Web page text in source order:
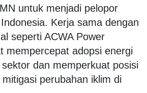
untuk menjadi pelopor
Kerja sama dengan
seperti ACWA Power
mempercepat adopsi energi
dan memperkuat posisi
perubahan iklim di